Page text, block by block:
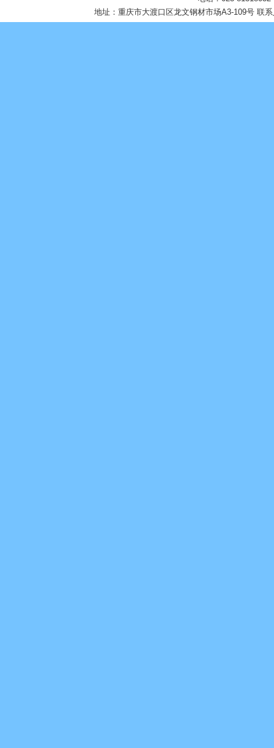
地址：重庆市大渡口区龙文钢材市场A3-109号 联